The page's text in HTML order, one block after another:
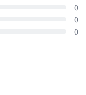
0
0
0